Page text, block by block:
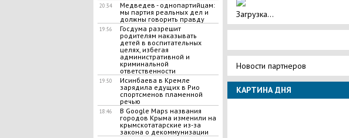
20:34
Медведев - однопартийцам:
мы партия реальных дел и
должны говорить правду
19:56
Госдума разрешит
родителям наказывать
детей в воспитательных
целях, избегая
административной и
криминальной
ответственности
19:50
Исинбаева в Кремле
зарядила едущих в Рио
спортсменов пламенной
речью
18:46
В Google Maps названия
городов Крыма изменили на
крымскотатарские из-за
закона о декоммунизации
Загрузка...
Новости партнеров
КАРТИНА ДНЯ